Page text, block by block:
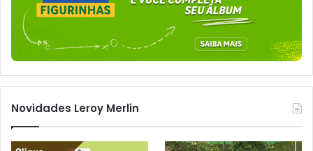
Novidades Leroy Merlin